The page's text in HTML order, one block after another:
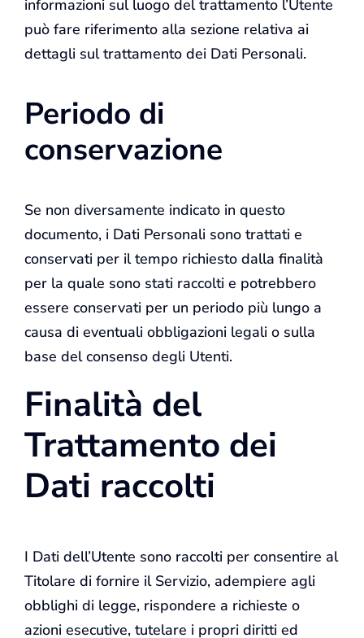
informazioni sul luogo del trattamento l’Utente
può fare riferimento alla sezione relativa ai
dettagli sul trattamento dei Dati Personali.
Periodo di
conservazione
Se non diversamente indicato in questo
documento, i Dati Personali sono trattati e
conservati per il tempo richiesto dalla finalità
per la quale sono stati raccolti e potrebbero
essere conservati per un periodo più lungo a
causa di eventuali obbligazioni legali o sulla
base del consenso degli Utenti.
Finalità del
Trattamento dei
Dati raccolti
I Dati dell’Utente sono raccolti per consentire al
Titolare di fornire il Servizio, adempiere agli
obblighi di legge, rispondere a richieste o
azioni esecutive, tutelare i propri diritti ed